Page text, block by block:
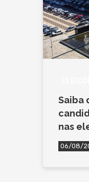
Saiba
nas
06/08/